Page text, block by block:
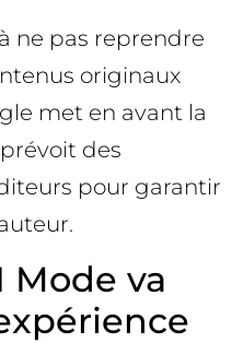
ne pas reprendre
originaux
met en avant la
des
pour garantir
Mode va